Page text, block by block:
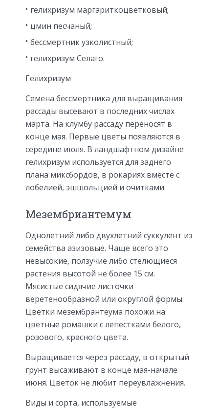
гелихризум маргариткоцветковый;
цмин песчаный;
бессмертник узколистный;
гелихризум Селаго.
Гелихризум
Семена бессмертника для выращивания
рассады высевают в последних числах
марта. На клумбу рассаду переносят в
конце мая. Первые цветы появляются в
середине июля. В ландшафтном дизайне
гелихризум используется для заднего
плана миксбордов, в рокариях вместе с
лобелией, эшшольцией и очитками.
Мезембриантемум
Однолетний либо двухлетний суккулент из
семейства азизовые. Чаще всего это
невысокие, ползучие либо стелющиеся
растения высотой не более 15 см.
Мясистые сидячие листочки
веретенообразной или округлой формы.
Цветки мезембрантеума похожи на
цветные ромашки с лепестками белого,
розового, красного цвета.
Выращивается через рассаду, в открытый
грунт высаживают в конце мая-начале
июня. Цветок не любит переувлажнения.
Виды и сорта, используемые